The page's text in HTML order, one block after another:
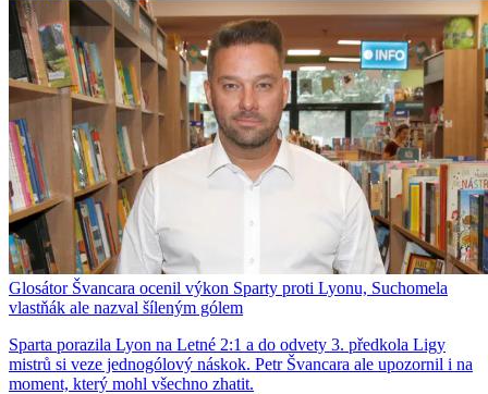
Glosátor Švancara ocenil výkon Sparty proti Lyonu, Suchomela
vlastňák ale nazval šíleným gólem
Sparta porazila Lyon na Letné 2:1 a do odvety 3. předkola Ligy
mistrů si veze jednogólový náskok. Petr Švancara ale upozornil i na
moment, který mohl všechno zhatit.